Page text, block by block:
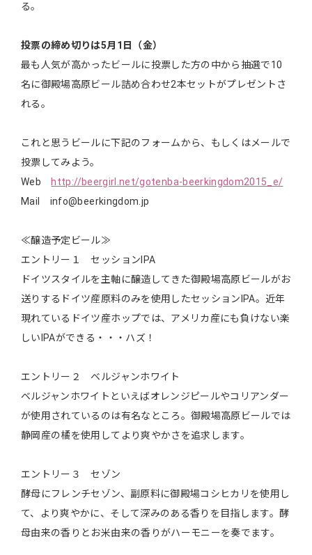
る。
投票の締め切りは5月1日（金）
最も人気が高かったビールに投票した方の中から抽選で10
名に御殿場高原ビール詰め合わせ2本セットがプレゼントさ
れる。
これと思うビールに下記のフォームから、もしくはメールで
投票してみよう。
Web http://beergirl.net/gotenba-beerkingdom2015_e/
Mail info@beerkingdom.jp
≪醸造予定ビール≫
エントリー１ セッションIPA
ドイツスタイルを主軸に醸造してきた御殿場高原ビールがお
送りするドイツ産原料のみを使用したセッションIPA。近年
現れているドイツ産ホップでは、アメリカ産にも負けない楽
しいIPAができる・・・ハズ！
エントリー２ ベルジャンホワイト
ベルジャンホワイトといえばオレンジピールやコリアンダー
が使用されているのは有名なところ。御殿場高原ビールでは
静岡産の橘を使用してより爽やかさを追求します。
エントリー３ セゾン
酵母にフレンチセゾン、副原料に御殿場コシヒカリを使用し
て、より爽やかに、そして深みのある香りを目指します。酵
母由来の香りとお米由来の香りがハーモニーを奏でます。